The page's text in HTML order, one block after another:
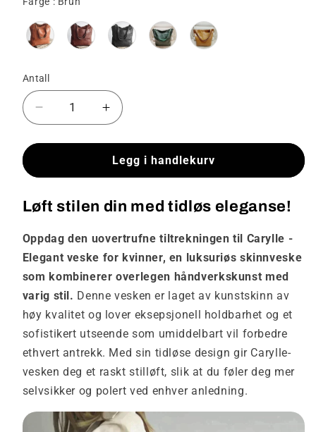
Antall
antallet
for
-
veske
kvinner
Øk
antallet
for
Carylle
-
veske
kvinner
Legg i handlekurv
Løft stilen din med tidløs eleganse!
Oppdag den uovertrufne tiltrekningen til Carylle -
Elegant veske for kvinner, en luksuriøs skinnveske
som kombinerer overlegen håndverkskunst med
varig stil. Denne vesken er laget av kunstskinn av
høy kvalitet og lover eksepsjonell holdbarhet og et
sofistikert utseende som umiddelbart vil forbedre
ethvert antrekk. Med sin tidløse design gir Carylle-
vesken deg et raskt stilløft, slik at du føler deg mer
selvsikker og polert ved enhver anledning.